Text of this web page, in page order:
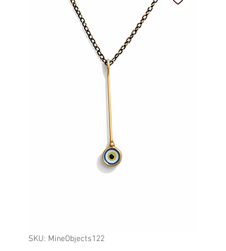
SKU: MineObjects122